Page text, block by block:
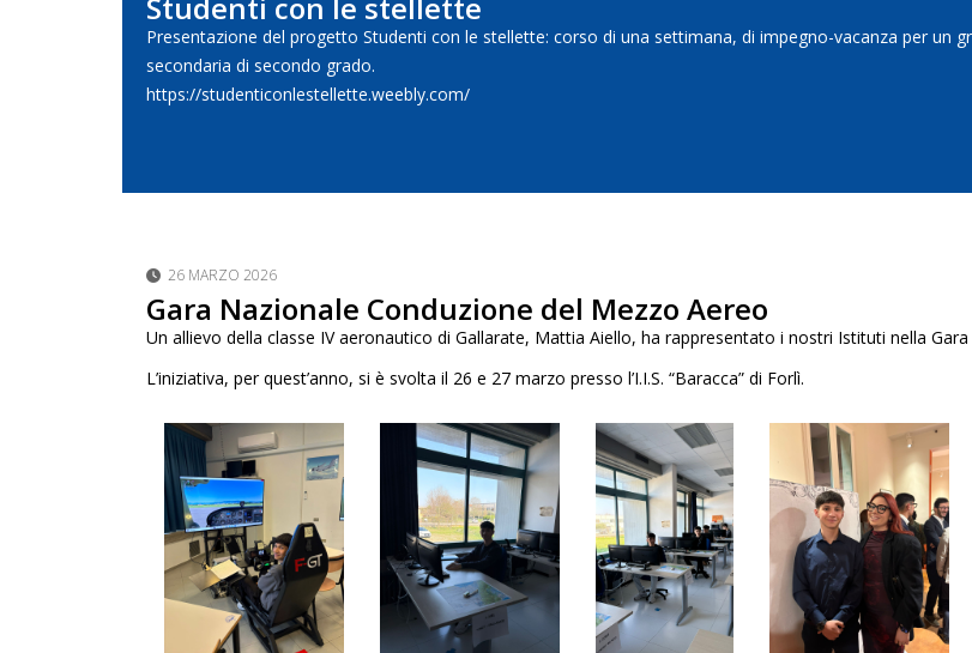
Presentazione del progetto Studenti con le stellette: corso di una settimana, di impegno-vacanza per un
secondaria di secondo grado.
https://studenticonlestellette.weebly.com/
26 MARZO 2026
Gara Nazionale Conduzione del Mezzo Aereo
Un allievo della classe IV aeronautico di Gallarate, Mattia Aiello, ha rappresentato i nostri Istituti nella
L’iniziativa, per quest’anno, si è svolta il 26 e 27 marzo presso l’I.I.S. “Baracca” di Forlì.